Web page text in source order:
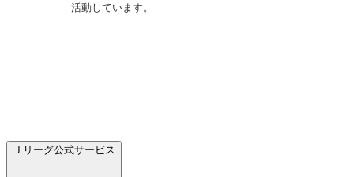
活動しています。
Ｊリーグ公式サービス